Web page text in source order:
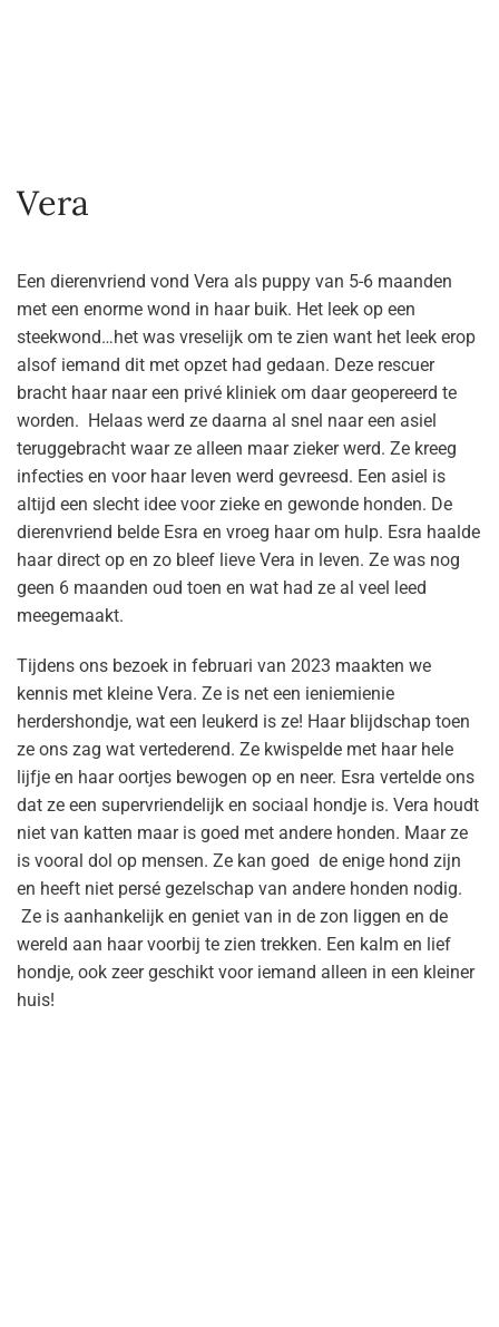
Vera
Een dierenvriend vond Vera als puppy van 5-6 maanden
met een enorme wond in haar buik. Het leek op een
steekwond…het was vreselijk om te zien want het leek erop
alsof iemand dit met opzet had gedaan. Deze rescuer
bracht haar naar een privé kliniek om daar geopereerd te
worden. Helaas werd ze daarna al snel naar een asiel
teruggebracht waar ze alleen maar zieker werd. Ze kreeg
infecties en voor haar leven werd gevreesd. Een asiel is
altijd een slecht idee voor zieke en gewonde honden. De
dierenvriend belde Esra en vroeg haar om hulp. Esra haalde
haar direct op en zo bleef lieve Vera in leven. Ze was nog
geen 6 maanden oud toen en wat had ze al veel leed
meegemaakt.
Tijdens ons bezoek in februari van 2023 maakten we
kennis met kleine Vera. Ze is net een ieniemienie
herdershondje, wat een leukerd is ze! Haar blijdschap toen
ze ons zag wat vertederend. Ze kwispelde met haar hele
lijfje en haar oortjes bewogen op en neer. Esra vertelde ons
dat ze een supervriendelijk en sociaal hondje is. Vera houdt
niet van katten maar is goed met andere honden. Maar ze
is vooral dol op mensen. Ze kan goed de enige hond zijn
en heeft niet persé gezelschap van andere honden nodig.
Ze is aanhankelijk en geniet van in de zon liggen en de
wereld aan haar voorbij te zien trekken. Een kalm en lief
hondje, ook zeer geschikt voor iemand alleen in een kleiner
huis!